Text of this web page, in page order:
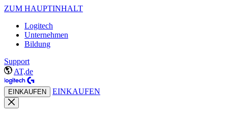
ZUM HAUPTINHALT
Logitech
Unternehmen
Bildung
Support
AT,de
EINKAUFEN EINKAUFEN